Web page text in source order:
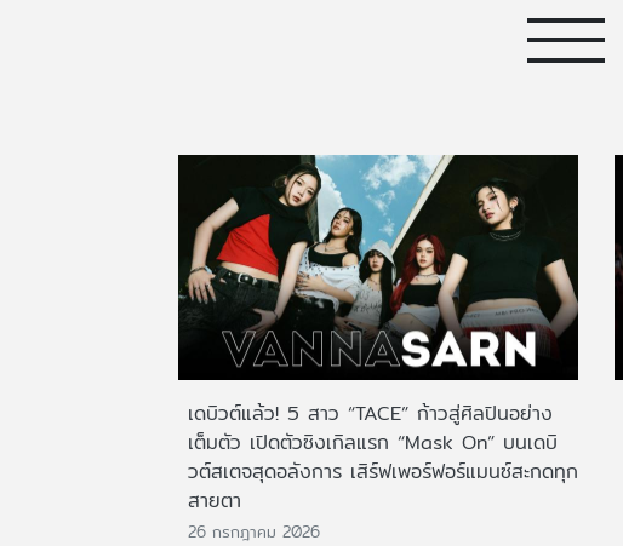
เดบิวต์แล้ว! 5 สาว “TACE” ก้าวสู่ศิลปินอย่าง
เต็มตัว เปิดตัวซิงเกิลแรก “Mask On” บนเดบิ
วต์สเตจสุดอลังการ เสิร์ฟเพอร์ฟอร์แมนซ์สะกดทุก
สายตา
26 กรกฎาคม 2026